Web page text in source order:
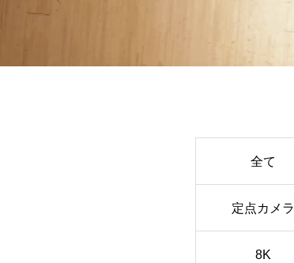
全て
定点カメラ
8K